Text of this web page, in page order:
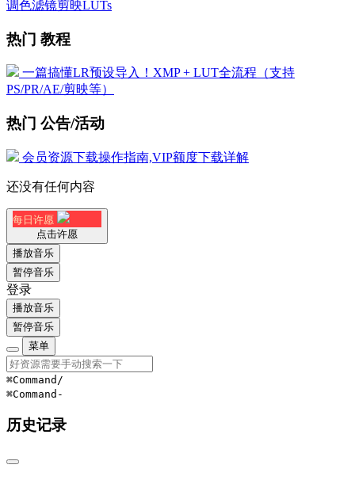
调色滤镜剪映LUTs
热门 教程
一篇搞懂LR预设导入！XMP + LUT全流程（支持
PS/PR/AE/剪映等）
热门 公告/活动
会员资源下载操作指南,VIP额度下载详解
还没有任何内容
每日许愿
点击许愿
播放音乐
暂停音乐
登录
播放音乐
暂停音乐
菜单
⌘Command /
⌘Command -
历史记录